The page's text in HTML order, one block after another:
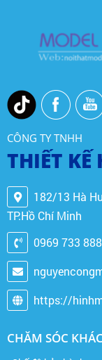
CÔNG TY TNHH
THIẾT
182/13 Hà
TP.Hồ Chí Minh
0969 733 888
https://
CHĂM SÓC